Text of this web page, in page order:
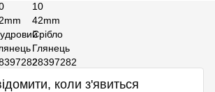
коли з'явиться